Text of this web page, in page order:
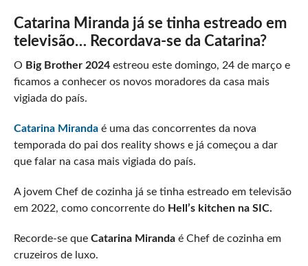
Catarina Miranda já se tinha estreado em
televisão… Recordava-se da Catarina?
O Big Brother 2024estreou este domingo, 24 de março e
ficamos a conhecer os novos moradores da casa mais
vigiada do país.
Catarina Mirandaé uma das concorrentes da nova
temporada do pai dos reality shows e já começou a dar
que falar na casa mais vigiada do país.
A jovem Chef de cozinha já se tinha estreado em televisão
em 2022, como concorrente doHell’s kitchen na SIC.
Recorde-se que Catarina Mirandaé Chef de cozinha em
cruzeiros de luxo.